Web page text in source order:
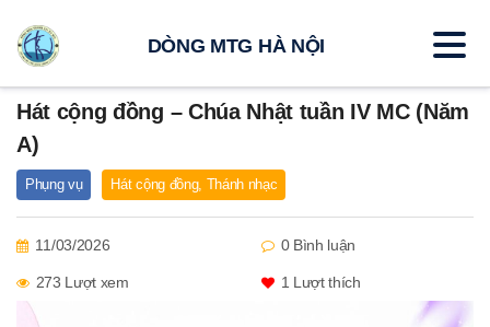
Hát cộng đồng – Chúa Nhật tuần IV MC (Năm
A)
Phụng vụ Hát cộng đồng, Thánh nhạc
11/03/2026 0 Bình luận
273 Lượt xem 1 Lượt thích
DÒNG MTG HÀ NỘI